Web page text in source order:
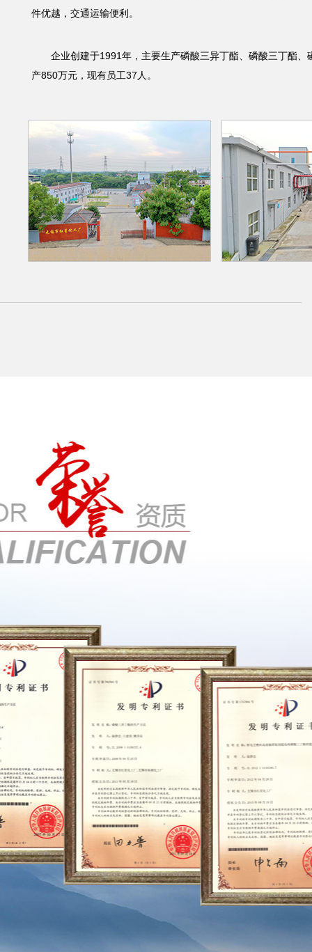
件优越，交通运输便利。
企业创建于1991年，主要生产磷酸三异丁酯、磷酸三丁酯、
产850万元，现有员工37人。